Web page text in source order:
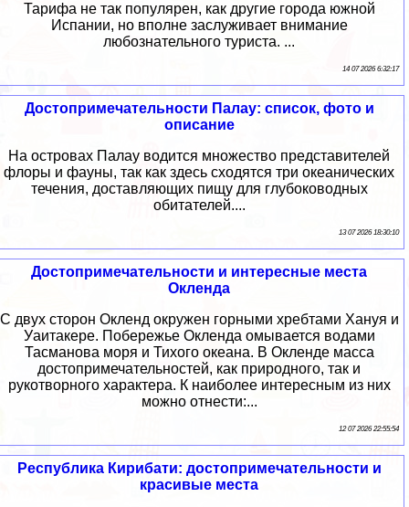
Тарифа не так популярен, как другие города южной
Испании, но вполне заслуживает внимание
любознательного туриста. ...
14 07 2026 6:32:17
Достопримечательности Палау: список, фото и
описание
На островах Палау водится множество представителей
флоры и фауны, так как здесь сходятся три океанических
течения, доставляющих пищу для глубоководных
обитателей....
13 07 2026 18:30:10
Достопримечательности и интересные места
Окленда
С двух сторон Окленд окружен горными хребтами Хануя и
Уаитакере. Побережье Окленда омывается водами
Тасманова моря и Тихого океана. В Окленде масса
достопримечательностей, как природного, так и
рукотворного характера. К наиболее интересным из них
можно отнести:...
12 07 2026 22:55:54
Республика Кирибати: достопримечательности и
красивые места